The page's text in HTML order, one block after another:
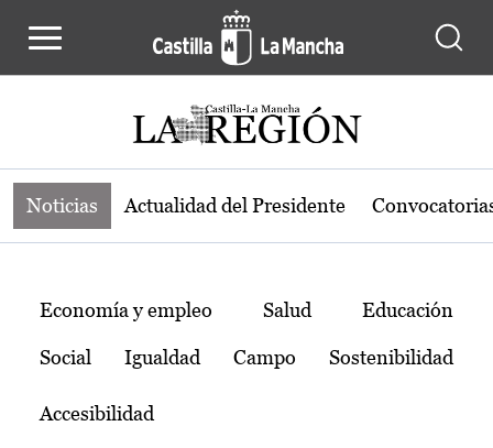
Noticias de la región de Castilla-La
Noticias Actualidad del Presidente
Temas
Economía y empleo Salud Educación
Social Igualdad Campo Sostenibilidad
Accesibilidad